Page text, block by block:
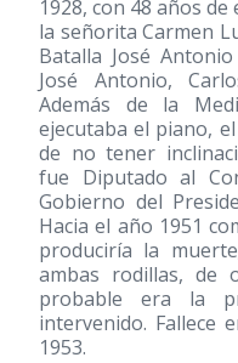
1928, con 48 años
la señorita Carmen
Batalla José
José Antonio,
Además de la
ejecutaba el piano,
de no tener
fue Diputado al
Gobierno del
Hacia el año 1951
produciría la
ambas rodillas, de
probable era la
intervenido. Fallece
1953.